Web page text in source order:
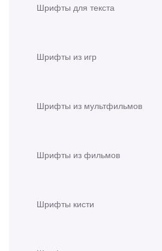
Шрифты для текста
Шрифты из игр
Шрифты из мультфильмов
Шрифты из фильмов
Шрифты кисти